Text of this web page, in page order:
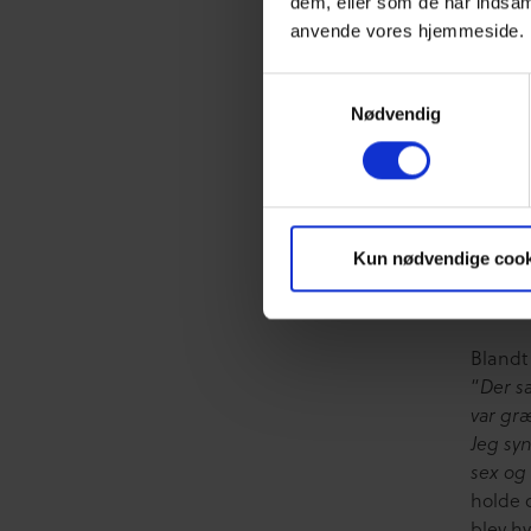
anvende vores hjemmeside.
Nødvendig
Kun nødvendige
andre
og
“Der
var
Jeg
sex
holde